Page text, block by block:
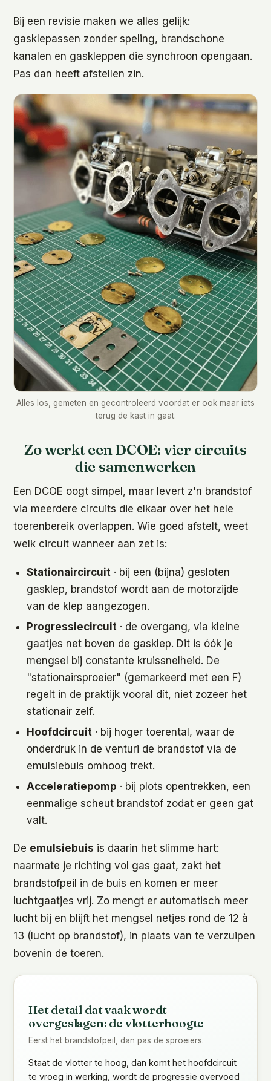
Bij een revisie maken we alles gelijk:
gasklepassen zonder speling, brandschone
kanalen en gaskleppen die synchroon opengaan.
Pas dan heeft afstellen zin.
Alles los, gemeten en gecontroleerd voordat er ook maar iets
terug de kast in gaat.
Zo werkt een DCOE: vier circuits
die samenwerken
Een DCOE oogt simpel, maar levert z'n brandstof
via meerdere circuits die elkaar over het hele
toerenbereik overlappen. Wie goed afstelt, weet
welk circuit wanneer aan zet is:
Stationaircircuit · bij een (bijna) gesloten
gasklep, brandstof wordt aan de motorzijde
van de klep aangezogen.
Progressiecircuit · de overgang, via kleine
gaatjes net boven de gasklep. Dit is óók je
mengsel bij constante kruissnelheid. De
"stationairsproeier" (gemarkeerd met een F)
regelt in de praktijk vooral dít, niet zozeer het
stationair zelf.
Hoofdcircuit · bij hoger toerental, waar de
onderdruk in de venturi de brandstof via de
emulsiebuis omhoog trekt.
Acceleratiepomp · bij plots opentrekken, een
eenmalige scheut brandstof zodat er geen gat
valt.
De emulsiebuis is daarin het slimme hart:
naarmate je richting vol gas gaat, zakt het
brandstofpeil in de buis en komen er meer
luchtgaatjes vrij. Zo mengt er automatisch meer
lucht bij en blijft het mengsel netjes rond de 12 à
13 (lucht op brandstof), in plaats van te verzuipen
bovenin de toeren.
Het detail dat vaak wordt
overgeslagen: de vlotterhoogte
Eerst het brandstofpeil, dan pas de sproeiers.
Staat de vlotter te hoog, dan komt het hoofdcircuit
te vroeg in werking, wordt de progressie overvoed